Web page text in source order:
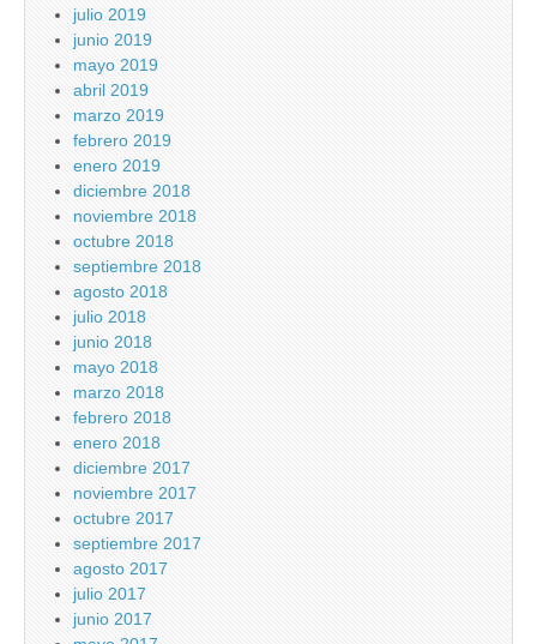
julio 2019
junio 2019
mayo 2019
abril 2019
marzo 2019
febrero 2019
enero 2019
diciembre 2018
noviembre 2018
octubre 2018
septiembre 2018
agosto 2018
julio 2018
junio 2018
mayo 2018
marzo 2018
febrero 2018
enero 2018
diciembre 2017
noviembre 2017
octubre 2017
septiembre 2017
agosto 2017
julio 2017
junio 2017